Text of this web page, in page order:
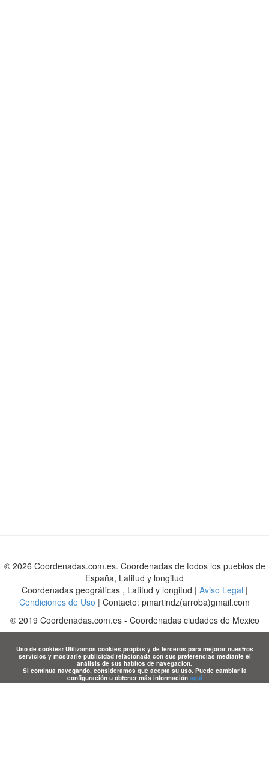
© 2026 Coordenadas.com.es. Coordenadas de todos los pueblos de
España, Latitud y longitud
Coordenadas geográficas , Latitud y longitud | Aviso Legal |
Condiciones de Uso | Contacto: pmartindz(arroba)gmail.com
© 2019 Coordenadas.com.es- Coordenadas ciudades de Mexico
Uso de cookies: Utilizamos cookies propias y de terceros para mejorar nuestros
servicios y mostrarle publicidad relacionada con sus preferencias mediante el
análisis de sus habitos de navegacion.
Si continua navegando, consideramos que acepta su uso. Puede cambiar la
configuración u obtener más información aqui